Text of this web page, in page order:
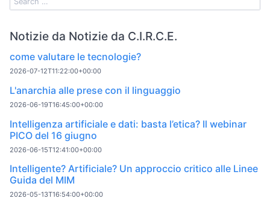
Notizie da Notizie da C.I.R.C.E.
come valutare le tecnologie?
2026-07-12T11:22:00+00:00
L'anarchia alle prese con il linguaggio
2026-06-19T16:45:00+00:00
Intelligenza artificiale e dati: basta l’etica? Il webinar
PICO del 16 giugno
2026-06-15T12:41:00+00:00
Intelligente? Artificiale? Un approccio critico alle Linee
Guida del MIM
2026-05-13T16:54:00+00:00